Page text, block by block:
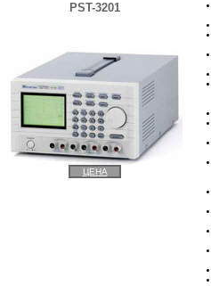
PST-3201
ЦЕНА